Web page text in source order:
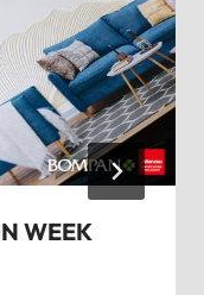
WEEK